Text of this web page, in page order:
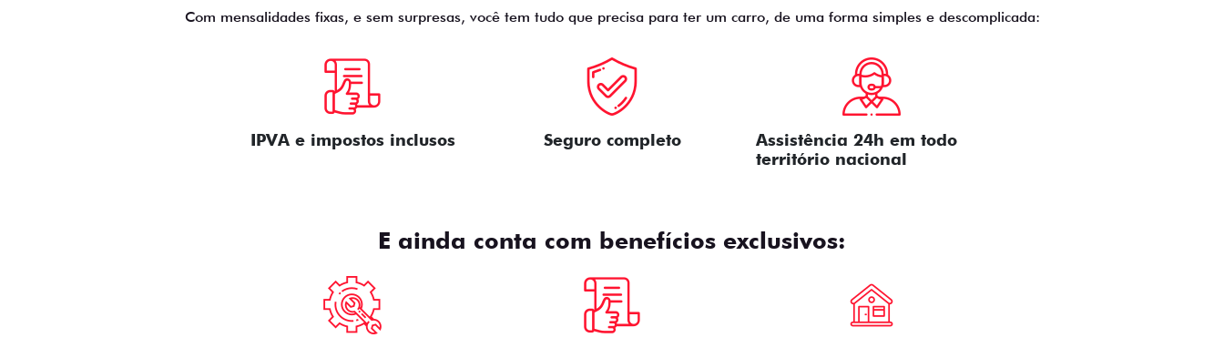
Com mensalidades fixas, e sem surpresas, você tem tudo que precisa para ter um carro, de uma forma simples e descomplicada:
IPVA e impostos inclusos Seguro completo
Assistência 24h em todo
território nacional
E ainda conta com benefícios exclusivos: